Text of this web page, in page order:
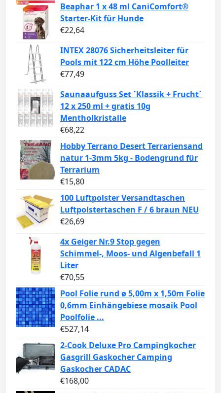
Beaphar 1 x 48 ml CaniComfort®
Starter-Kit für Hunde
€22,64
INTEX 28076 Sicherheitsleiter für
Pools mit 122 cm Höhe Poolleiter
€77,49
Saunaaufguss Set ´Klassik + Frucht´
12 x 250 ml + gratis 10g
Mentholkristalle
€68,22
Hobby Terrano Desert Terrariensand
natur 1-3mm 5kg - Bodengrund für
Terrarium
€15,80
100 Luftpolster Versandtaschen
Luftpolstertaschen F / 6 braun NEU
€26,69
4x Geiger Nr.9 Stop gegen
Schimmel-, Moos- und Algenbefall 1
Liter
€70,55
Pool Folie rund ø 5,00m x 1,50m Folie
0,6mm Einhängebiese mosaik Pool
Poolfolie ...
€527,14
2-Cook Deluxe Pro Campingkocher
Gasgrill Gaskocher Camping
Gaskocher CADAC
€168,00